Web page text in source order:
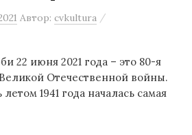
Автор: cvkultura /
22 июня 2021 года – это 80-я
Отечественной войны.
1941 года началась самая